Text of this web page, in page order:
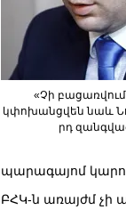
«Չի
կփոխանցվեն նաև
րդ
պարագայոմ կարող
ԲՀԿ-ն առայժմ չի